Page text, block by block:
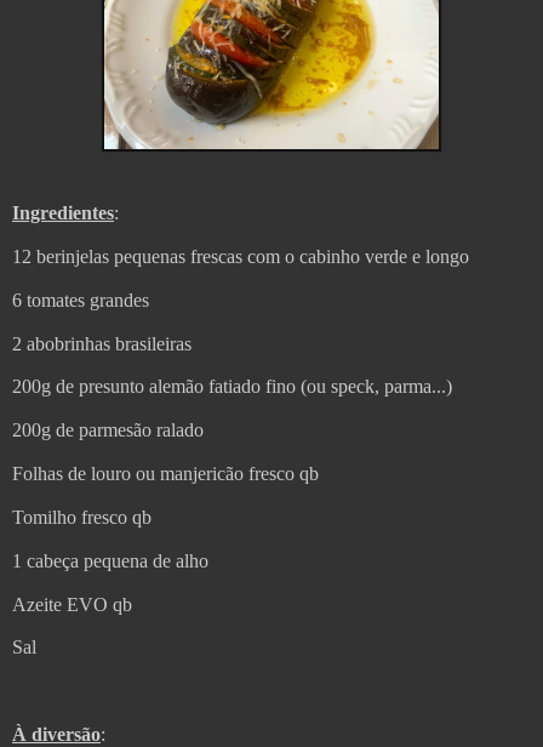
Ingredientes:
12 berinjelas pequenas frescas com o cabinho verde e longo
6 tomates grandes
2 abobrinhas brasileiras
200g de presunto alemão fatiado fino (ou speck, parma...)
200g de parmesão ralado
Folhas de louro ou manjericão fresco qb
Tomilho fresco qb
1 cabeça pequena de alho
Azeite EVO qb
Sal
À diversão: